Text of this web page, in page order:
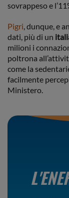
sovrappeso e
Pigri, dunque, e
dati, più di un
milioni i
poltrona
come la
facilmente
Ministero.